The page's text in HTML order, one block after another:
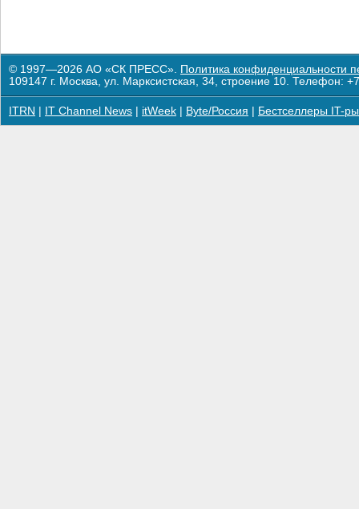
© 1997—2026 АО «СК ПРЕСС». Политика конфиденциальности
109147 г. Москва, ул. Марксистская, 34, строение 10. Телефон:
ITRN IT Channel News itWeek Byte/Россия Бестселлеры IT-